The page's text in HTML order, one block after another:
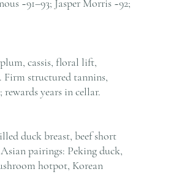
~91–93; Jasper Morris ~92;
cassis, floral lift,
Firm structured tannins,
years in cellar.
duck breast, beef short
pairings: Peking duck,
hotpot, Korean